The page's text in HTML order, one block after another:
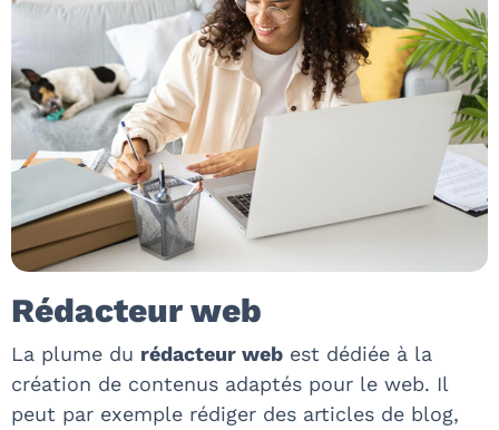
Rédacteur web
La plume du rédacteur web est dédiée à la
création de contenus adaptés pour le web. Il
peut par exemple rédiger des articles de blog,